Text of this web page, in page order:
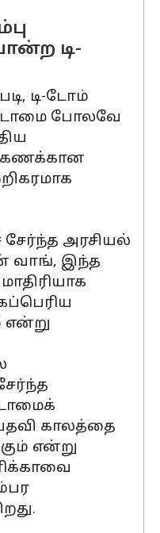
டி-
டி-டோம்
போலவே
அரசியல்
வாங், இந்த
என்று
காலத்தை
என்று